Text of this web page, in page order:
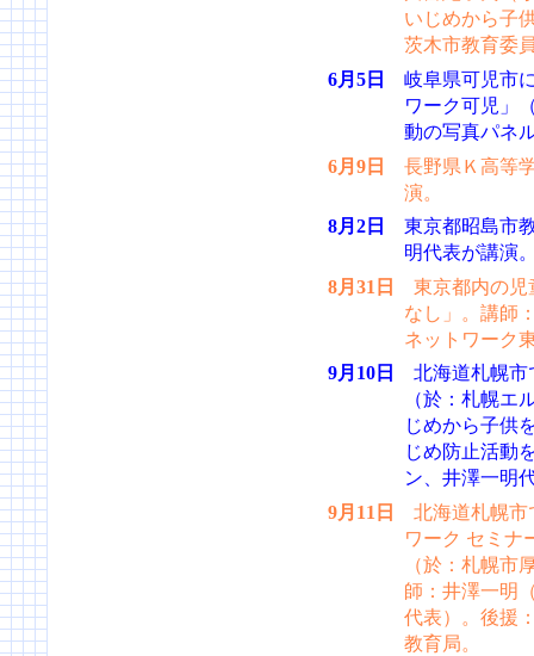
いじめから子
茨木市教育委
6月5日
岐阜県可児市
ワーク可児」
動の写真パネ
6月9日
長野県Ｋ高等
演。
8月2日
東京都昭島市
明代表が講演
8月31日
東京都内の児
なし」。講師
ネットワーク
9月10日
北海道札幌市
（於：札幌エ
じめから子供
じめ防止活動
ン、井澤一明
9月11日
北海道札幌市
ワーク セミナ
（於：札幌市
師：井澤一明
代表）。後援
教育局。